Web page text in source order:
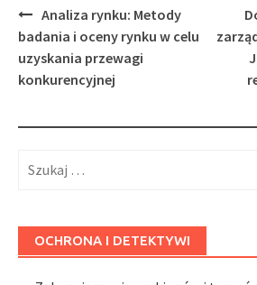
Post
navigation
Analiza rynku: Metody
badania i oceny rynku w celu
uzyskania przewagi
konkurencyjnej
OCHRONA I DETEKTYWI